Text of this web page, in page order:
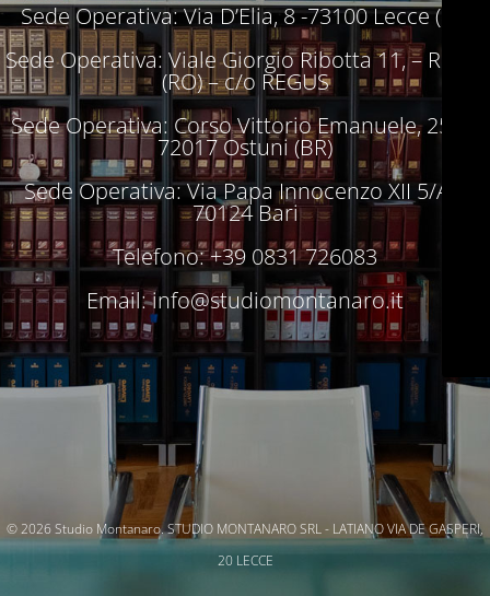
Sede Operativa: Via D’Elia, 8 -73100 Lecce (LE)
Sede Operativa: Viale Giorgio Ribotta 11, – Roma
(RO) – c/o REGUS
Sede Operativa: Corso Vittorio Emanuele, 250 –
72017 Ostuni (BR)
Sede Operativa: Via Papa Innocenzo XII 5/A –
70124 Bari
Telefono: +39 0831 726083
Email:info@studiomontanaro.it
© 2026 Studio Montanaro. STUDIO MONTANARO SRL - LATIANO VIA DE GASPERI,
20 LECCE